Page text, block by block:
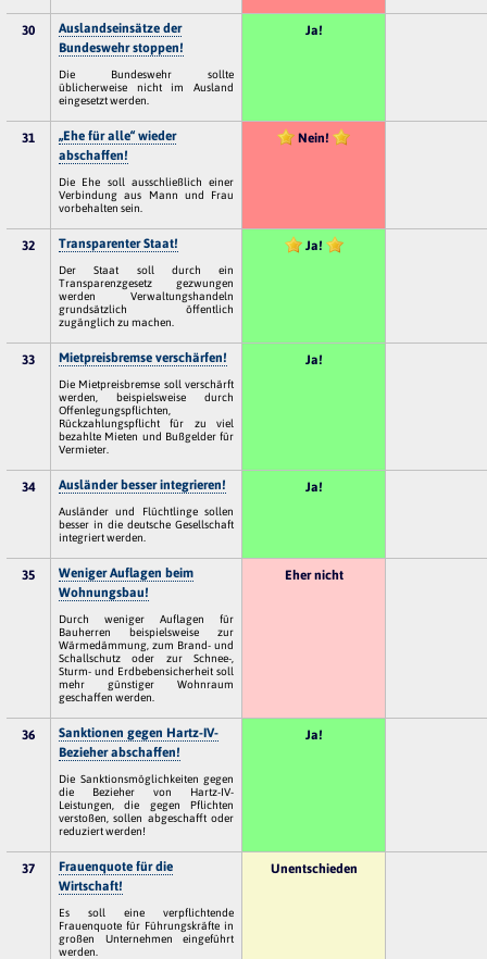
30
Auslandseinsätze der
Bundeswehr stoppen!
Die Bundeswehr sollte
üblicherweise nicht im Ausland
eingesetzt werden.
Ja!
31
„Ehe für alle“ wieder
abschaffen!
Die Ehe soll ausschließlich einer
Verbindung aus Mann und Frau
vorbehalten sein.
Nein!
32 Transparenter Staat!
Der Staat soll durch ein
Transparenzgesetz gezwungen
werden Verwaltungshandeln
grundsätzlich öffentlich
zugänglich zu machen.
Ja!
33 Mietpreisbremse verschärfen!
Die Mietpreisbremse soll verschärft
werden, beispielsweise durch
Offenlegungspflichten,
Rückzahlungspflicht für zu viel
bezahlte Mieten und Bußgelder für
Vermieter.
Ja!
34 Ausländer besser integrieren!
Ausländer und Flüchtlinge sollen
besser in die deutsche Gesellschaft
integriert werden.
Ja!
35
Weniger Auflagen beim
Wohnungsbau!
Durch weniger Auflagen für
Bauherren beispielsweise zur
Wärmedämmung, zum Brand- und
Schallschutz oder zur Schnee-,
Sturm- und Erdbebensicherheit soll
mehr günstiger Wohnraum
geschaffen werden.
Eher nicht
36
Sanktionen gegen Hartz-IV-
Bezieher abschaffen!
Die Sanktionsmöglichkeiten gegen
die Bezieher von Hartz-IV-
Leistungen, die gegen Pflichten
verstoßen, sollen abgeschafft oder
reduziert werden!
Ja!
37
Frauenquote für die
Wirtschaft!
Es soll eine verpflichtende
Frauenquote für Führungskräfte in
großen Unternehmen eingeführt
werden.
Unentschieden